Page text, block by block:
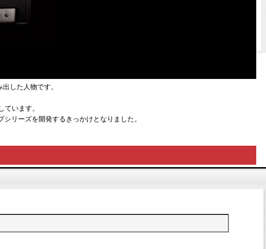
した人物です。
います。
リーズを開発するきっかけとなりました。